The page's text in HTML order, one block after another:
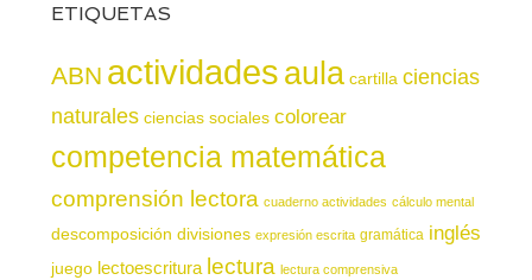
ETIQUETAS
ABN actividadesaula cartilla ciencias
naturales ciencias sociales colorear
competencia matemática
comprensión lectora cuaderno actividades cálculo mental
descomposición divisiones expresión escrita gramática inglés
juego lectoescritura lectura lectura comprensiva